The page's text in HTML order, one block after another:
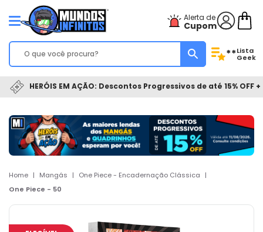
Alerta de
Cupom
**Lista
Geek
HERÓIS EM AÇÃO: Descontos Progressivos de até 15% OFF
Home | Mangás | One Piece - Encadernação Clássica
|
One Piece - 50